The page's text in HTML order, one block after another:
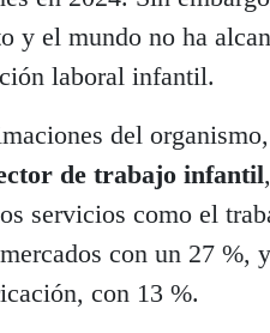
y el mundo no ha
laboral infantil.
del organismo,
de trabajo infantil
servicios como el
con un 27 %,
con 13 %.